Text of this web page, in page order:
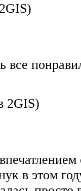
все
2GIS)
в этом